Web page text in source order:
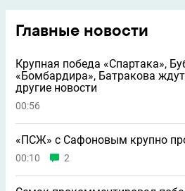
Главные новости
Крупная победа «Спартака»,
«Бомбардира», Батракова
другие новости
00:56
«ПСЖ» с Сафоновым крупно
00:10 2